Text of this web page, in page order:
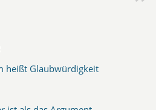
heißt Glaubwürdigkeit